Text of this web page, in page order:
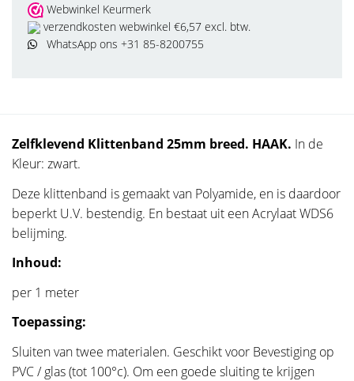
Webwinkel Keurmerk
verzendkosten webwinkel €6,57 excl. btw.
WhatsApp ons +31 85-8200755
Zelfklevend Klittenband 25mm breed. HAAK. In de
Kleur: zwart.
Deze klittenband is gemaakt van Polyamide, en is daardoor
beperkt U.V. bestendig. En bestaat uit een Acrylaat WDS6
belijming.
Inhoud:
per 1 meter
Toepassing:
Sluiten van twee materialen. Geschikt voor Bevestiging op
PVC / glas (tot 100°c). Om een goede sluiting te krijgen